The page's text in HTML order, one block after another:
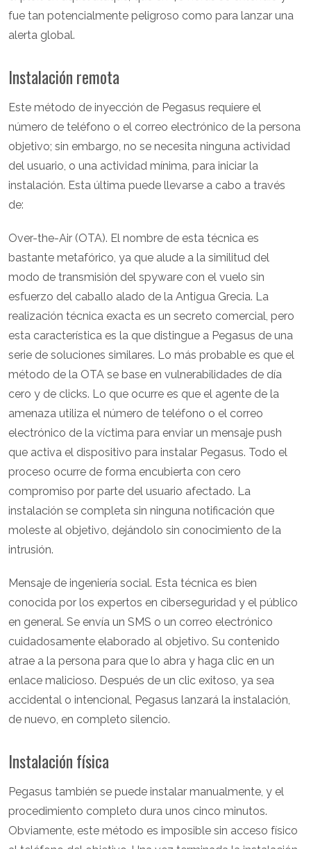
fue tan potencialmente peligroso como para lanzar una
alerta global.
Instalación remota
Este método de inyección de Pegasus requiere el
número de teléfono o el correo electrónico de la persona
objetivo; sin embargo, no se necesita ninguna actividad
del usuario, o una actividad mínima, para iniciar la
instalación. Esta última puede llevarse a cabo a través
de:
Over-the-Air (OTA). El nombre de esta técnica es
bastante metafórico, ya que alude a la similitud del
modo de transmisión del spyware con el vuelo sin
esfuerzo del caballo alado de la Antigua Grecia. La
realización técnica exacta es un secreto comercial, pero
esta característica es la que distingue a Pegasus de una
serie de soluciones similares. Lo más probable es que el
método de la OTA se base en vulnerabilidades de día
cero y de clicks. Lo que ocurre es que el agente de la
amenaza utiliza el número de teléfono o el correo
electrónico de la víctima para enviar un mensaje push
que activa el dispositivo para instalar Pegasus. Todo el
proceso ocurre de forma encubierta con cero
compromiso por parte del usuario afectado. La
instalación se completa sin ninguna notificación que
moleste al objetivo, dejándolo sin conocimiento de la
intrusión.
Mensaje de ingeniería social. Esta técnica es bien
conocida por los expertos en ciberseguridad y el público
en general. Se envía un SMS o un correo electrónico
cuidadosamente elaborado al objetivo. Su contenido
atrae a la persona para que lo abra y haga clic en un
enlace malicioso. Después de un clic exitoso, ya sea
accidental o intencional, Pegasus lanzará la instalación,
de nuevo, en completo silencio.
Instalación física
Pegasus también se puede instalar manualmente, y el
procedimiento completo dura unos cinco minutos.
Obviamente, este método es imposible sin acceso físico